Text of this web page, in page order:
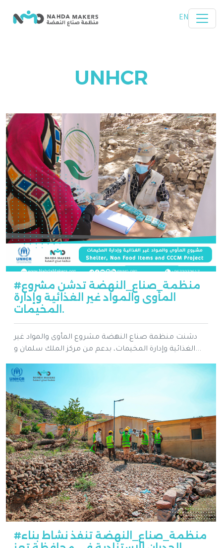
EN
UNHCR
#منظمة_صناع_النهضة تدشن مشروع
المأوى والمواد غير الغذائية وإدارة
المخيمات.
دشنت منظمة صناع النهضة مشروع المأوى والمواد غير
الغذائية وإدارة المخيمات، بدعم من مركز الملك سلمان و...
#منظمة_صناع_النهضة تنفذ نشاط بناء